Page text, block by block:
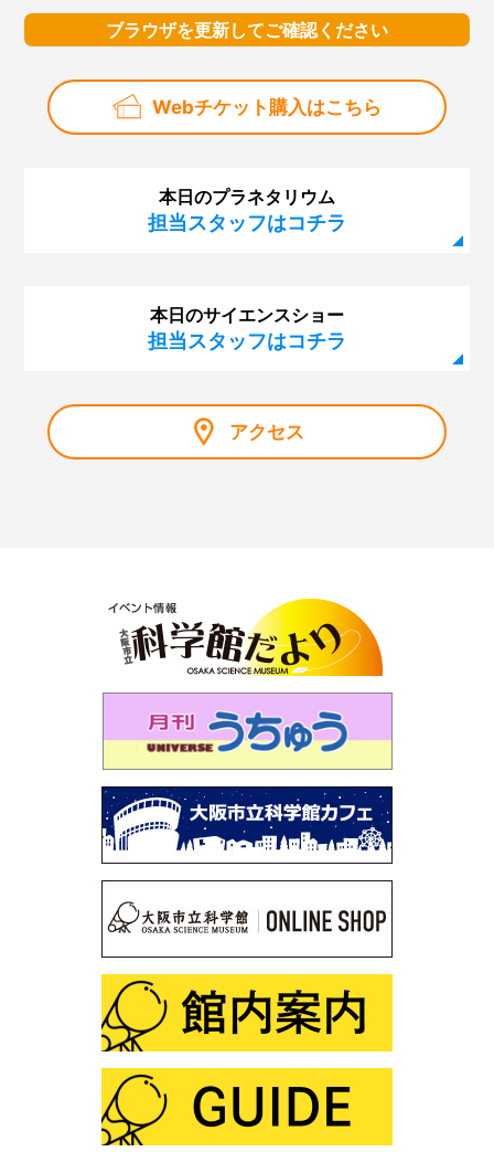
ブラウザを更新してご確認ください
Webチケット購入はこちら
本日のプラネタリウム
担当スタッフはコチラ
本日のサイエンスショー
担当スタッフはコチラ
アクセス